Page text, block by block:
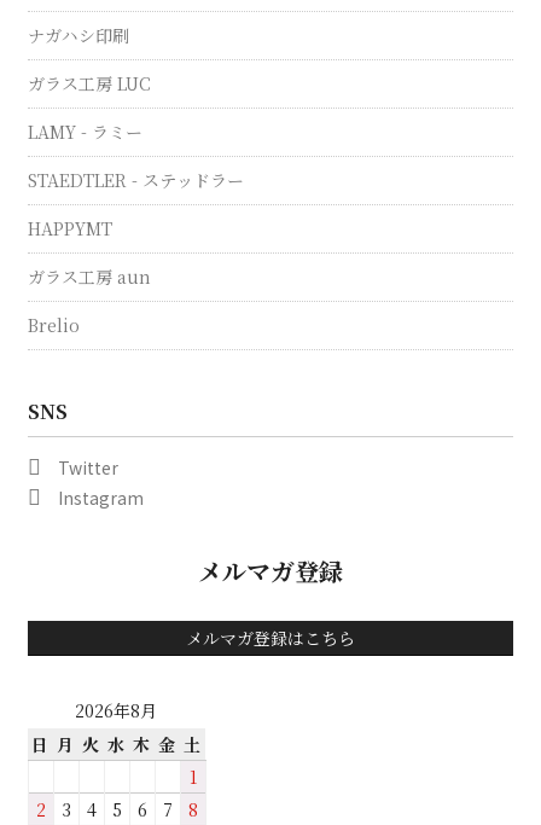
ナガハシ印刷
ガラス工房 LUC
LAMY - ラミー
STAEDTLER - ステッドラー
HAPPYMT
ガラス工房 aun
Brelio
SNS
Twitter
Instagram
メルマガ登録
メルマガ登録はこちら
2026年8月
日 月 火 水 木 金 土
1
2
3 4 5 6 7
8